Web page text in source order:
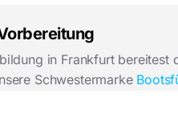
in Frankfurt bereitest
Schwestermarke